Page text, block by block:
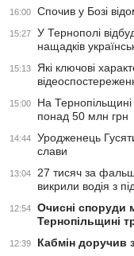
16:00 Спочив у Бозі
15:27
У Тернополі
нащадків
15:13
Які ключові
15:00
На Тернопільщині
понад 50 млн грн
14:44
Уродженець
слави
13:04
27 тисяч за
викрили водія з
12:54
Очисні споруди
Тернопільщині
12:39 Кабмін доручив